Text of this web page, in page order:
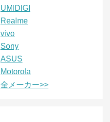
UMIDIGI
Realme
vivo
Sony
ASUS
Motorola
全メーカー>>